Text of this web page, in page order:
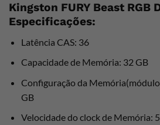
Kingston FURY Beast RGB
Especificações:
Latência CAS: 36
Capacidade de Memória: 32 GB
Configuração da
GB
Velocidade do clock de Memória: